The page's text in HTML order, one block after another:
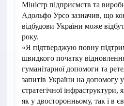
Міністр підприємств та
Адольфо Урсо зазначив, що
відбудови України може
року.
«Я підтверджую повну
швидкого початку
гуманітарної допомоги та
запитів України на допомогу
стратегічної інфраструктури,
як у двосторонньому, так і в